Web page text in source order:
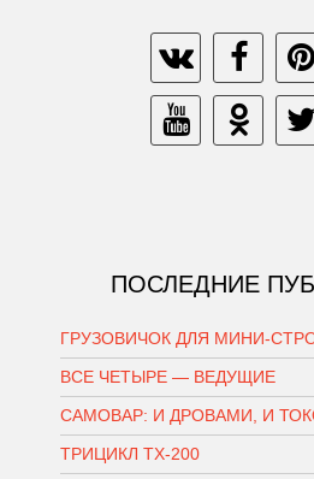
ПОСЛЕДНИЕ
ГРУЗОВИЧОК ДЛЯ МИНИ-
ВСЕ ЧЕТЫРЕ — ВЕДУЩИЕ
САМОВАР: И ДРОВАМИ, И
ТРИЦИКЛ ТХ-200